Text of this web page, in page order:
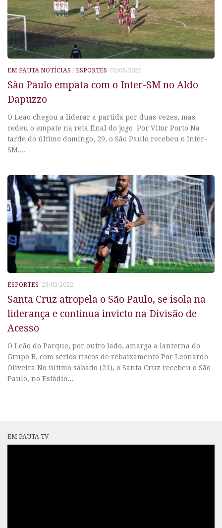
EM PAUTA NOTÍCIAS / ESPORTES 02/06/2022
São Paulo empata com o Inter-SM no Aldo
Dapuzzo
O Leão chegou a liderar a partida por duas vezes, mas
cedeu o empate na reta final do jogo Por Vitor Porto Na
tarde do último domingo, 29, o São Paulo recebeu o Inter-
SM,...
ESPORTES 23/05/2022
Santa Cruz atropela o São Paulo, se isola na
liderança e continua invicto na Divisão de
Acesso
O Leão do Parque, por outro lado, amarga a lanterna do
Grupo B, com sérios riscos de rebaixamento Por Leonardo
Oliveira No último sábado (21), o Santa Cruz recebeu o São
Paulo, no Estádio...
EM PAUTA TV